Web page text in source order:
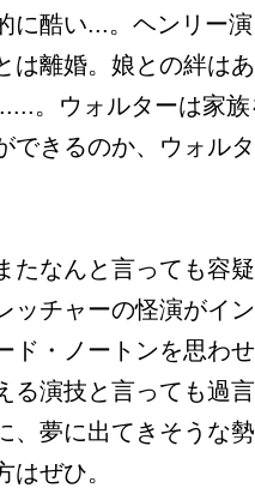
に酷い...。ヘンリー
は離婚。娘との絆は
。ウォルターは家
できるのか、ウォル
たなんと言っても容
ッチャーの怪演がイ
ド・ノートンを思わ
る演技と言っても過
、夢に出てきそうな
はぜひ。